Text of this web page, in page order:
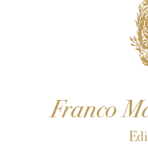
Franco